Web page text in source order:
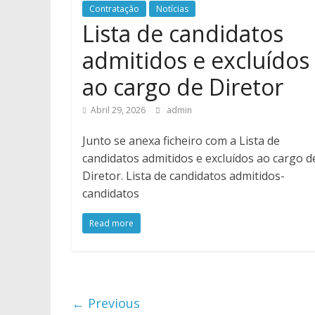
Contratação Notícias
Lista de candidatos
admitidos e excluídos
ao cargo de Diretor
Abril 29, 2026 admin
Junto se anexa ficheiro com a Lista de
candidatos admitidos e excluídos ao cargo
Diretor. Lista de candidatos admitidos-
candidatos
Read more
← Previous